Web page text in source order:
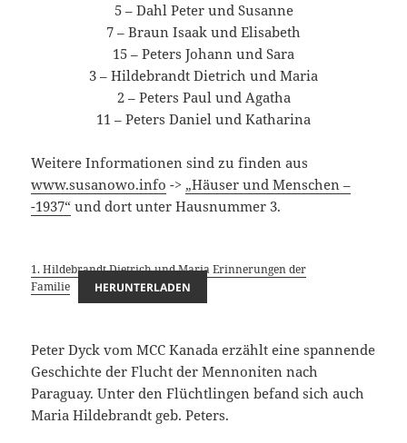
5 – Dahl Peter und Susanne
7 – Braun Isaak und Elisabeth
15 – Peters Johann und Sara
3 – Hildebrandt Dietrich und Maria
2 – Peters Paul und Agatha
11 – Peters Daniel und Katharina
Weitere Informationen sind zu finden aus
www.susanowo.info -> „Häuser und Menschen –
-1937“ und dort unter Hausnummer 3.
1. Hildebrandt Dietrich und Maria Erinnerungen der
Familie
HERUNTERLADEN
Peter Dyck vom MCC Kanada erzählt eine spannende
Geschichte der Flucht der Mennoniten nach
Paraguay. Unter den Flüchtlingen befand sich auch
Maria Hildebrandt geb. Peters.